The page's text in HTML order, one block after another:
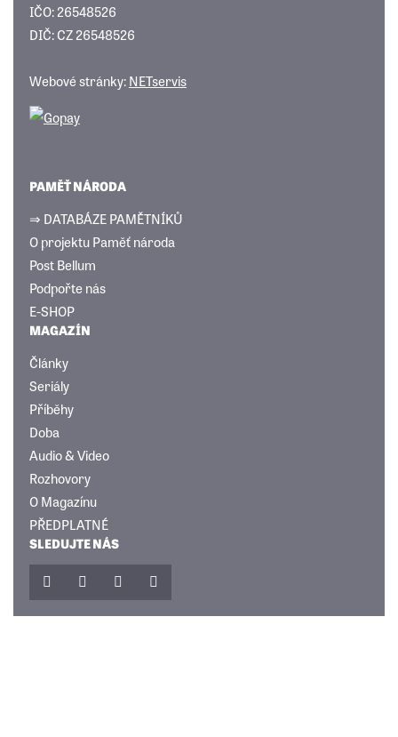
IČO: 26548526
DIČ: CZ 26548526
Webové stránky:NETservis
PAMĚŤ NÁRODA
⇒ DATABÁZE PAMĚTNÍKŮ
O projektu Paměť národa
Post Bellum
Podpořte nás
E-SHOP
MAGAZÍN
Články
Seriály
Příběhy
Doba
Audio & Video
Rozhovory
O Magazínu
PŘEDPLATNÉ
SLEDUJTE NÁS